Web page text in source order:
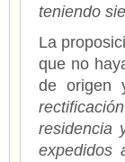
teniendo
La
que no
de origen
residencia
expedidos